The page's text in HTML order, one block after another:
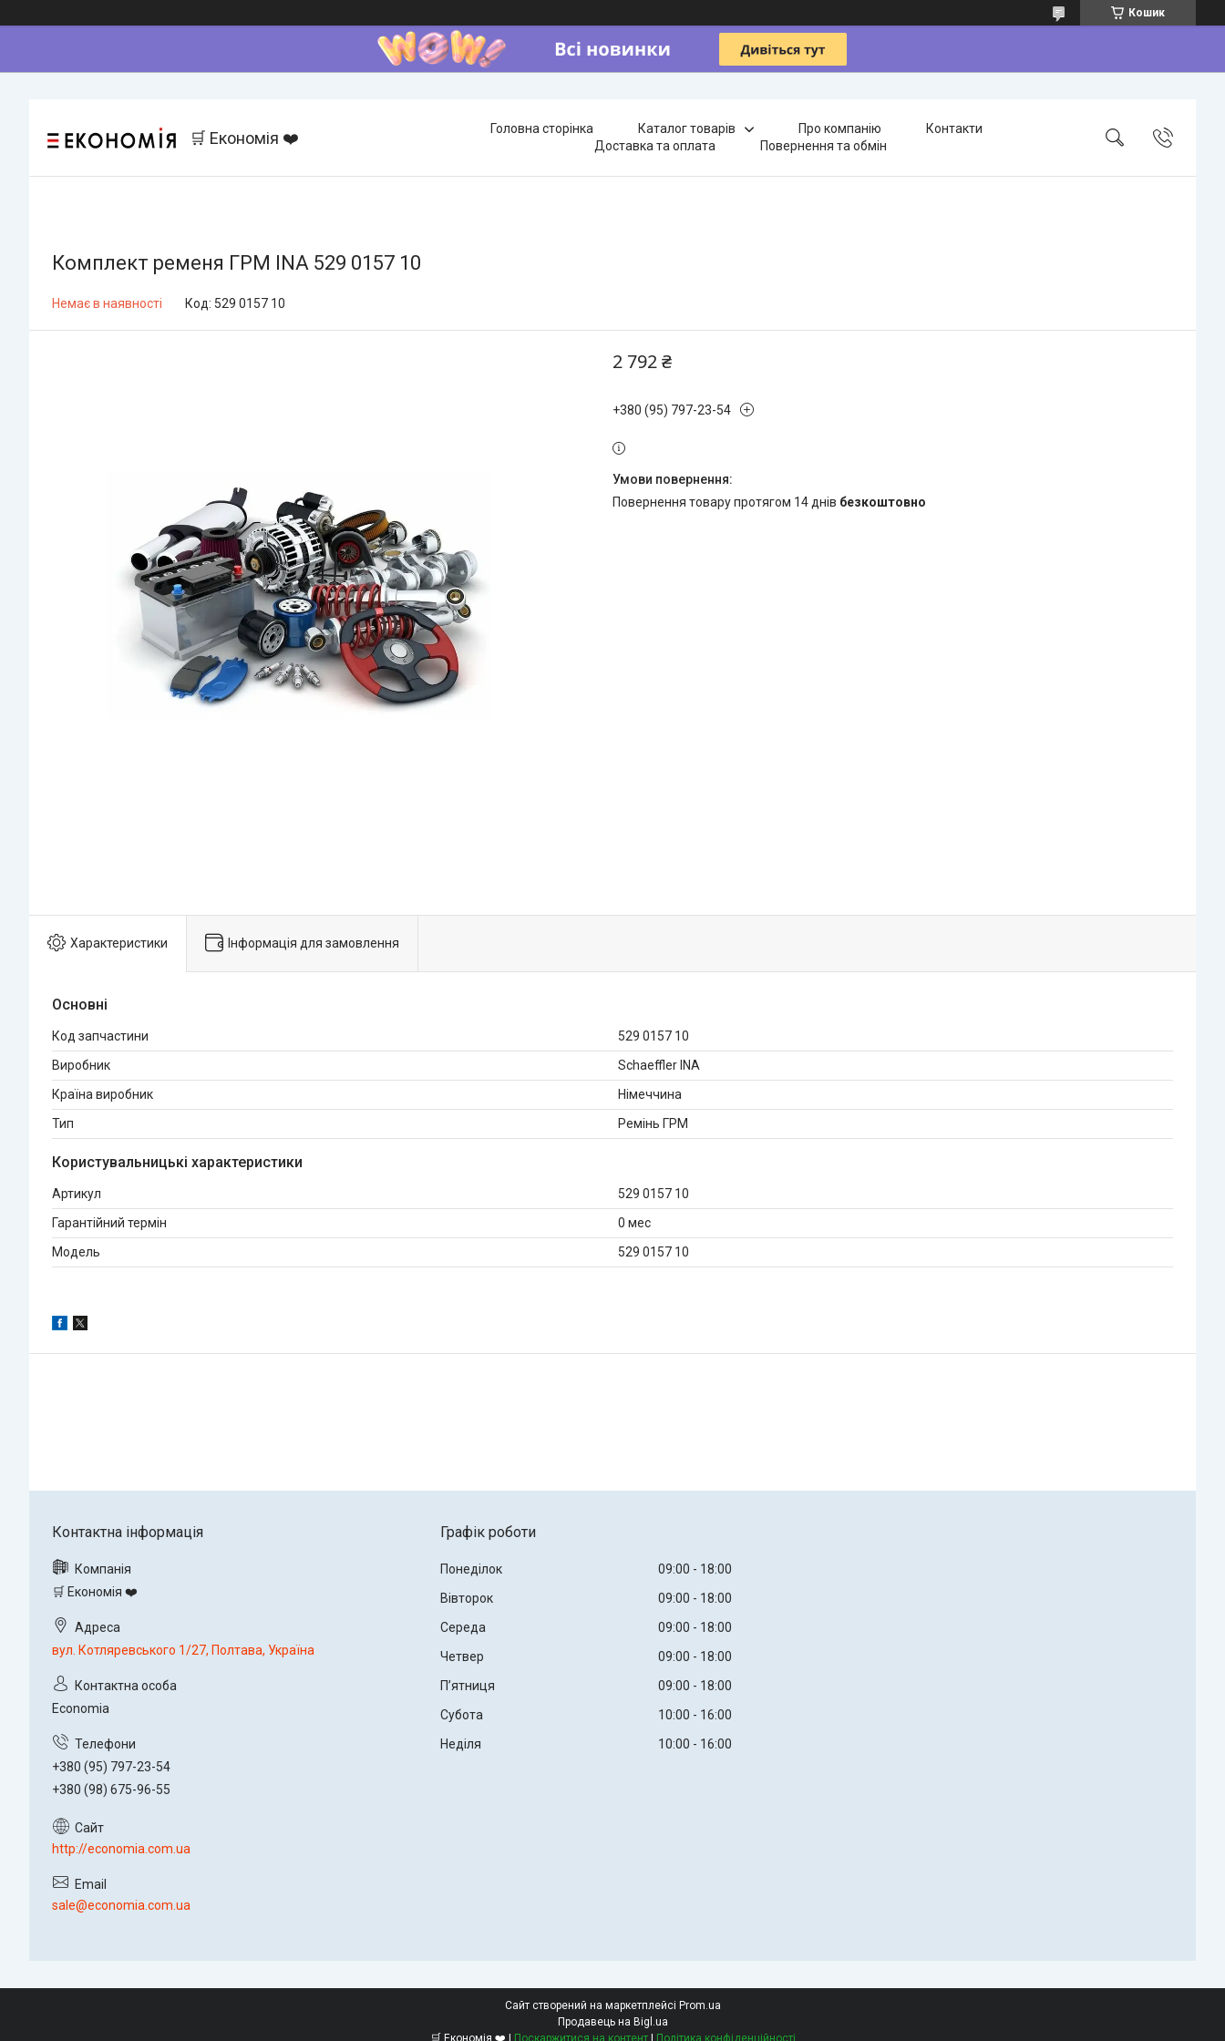
Кошик
🛒 Економія ❤️ Головна сторінка Каталог товарів Про компанію
Контакти
Доставка та оплата
Повернення та обмін
Комплект ременя ГРМ INA 529 0157 10
Немає в наявності Код: 529 0157 10
2 792 ₴
+380 (95) 797-23-54
повернення товару протягом 14 днів безкоштовно
Характеристики Інформація для замовлення
Основні
Код запчастини
529 0157 10
Виробник
Schaeffler INA
Країна виробник
Німеччина
Тип
Ремінь ГРМ
Користувальницькі характеристики
Артикул
529 0157 10
Гарантійний термін
0 мес
Мoдель
529 0157 10
🛒 Економія ❤️
вул. Котляревського 1/27, Полтава, Україна
Economia
+380 (95) 797-23-54
+380 (98) 675-96-55
http://economia.com.ua
sale@economia.com.ua
Графік роботи
Понеділок 09:00
18:00
Вівторок
09:00
18:00
Середа
09:00
18:00
Четвер
09:00
18:00
Пʼятниця
09:00
18:00
Субота
10:00
16:00
Неділя
10:00 16:00
Сайт створений на маркетплейсі Prom.ua
Продавець на Bigl.ua
🛒 Економія ❤️ | Поскаржитися на контент | Політика конфіденційності